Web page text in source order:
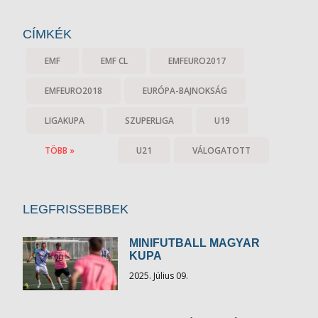
CÍMKÉK
EMF EMF CL EMFEURO2017
EMFEURO2018 EURÓPA-BAJNOKSÁG
LIGAKUPA SZUPERLIGA U19
U21 VÁLOGATOTT
TÖBB »
LEGFRISSEBBEK
MINIFUTBALL MAGYAR
KUPA
2025. Július 09.